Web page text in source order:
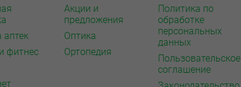
аптек
и фитнес
Акции и
предложения
Оптика
Ортопедия
Политика по
обработке
персональных
данных
Пользовательское
соглашение